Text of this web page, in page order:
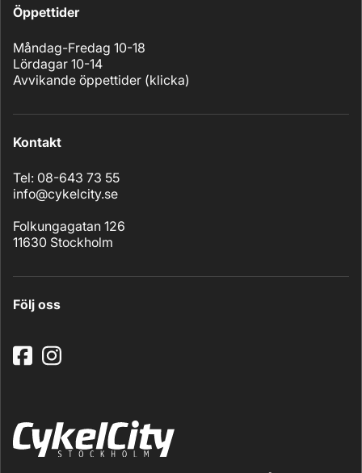
Öppettider
Måndag-Fredag 10-18
Lördagar 10-14
Avvikande öppettider (klicka)
Kontakt
Tel: 08-643 73 55
info@cykelcity.se
Folkungagatan 126
11630 Stockholm
Följ oss